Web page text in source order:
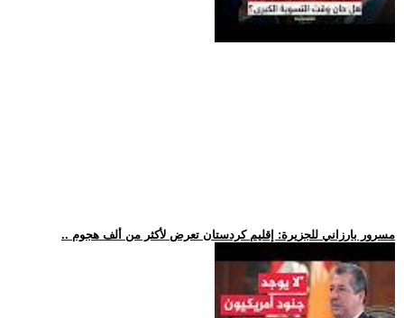
.. مسرور بارزاني للجزيرة: إقليم كردستان تعرض لأكثر من ألف هجوم